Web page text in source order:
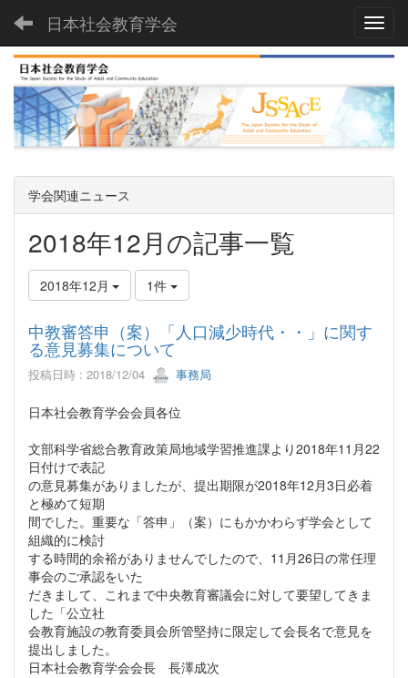
日本社会教育学会
学会関連ニュース
2018年12月の記事一覧
2018年12月 1件
中教審答申（案）「人口減少時代・・」に関す
る意見募集について
投稿日時 : 2018/12/04 事務局
日本社会教育学会会員各位
文部科学省総合教育政策局地域学習推進課より2018年11月22
日付けで表記
の意見募集がありましたが、提出期限が2018年12月3日必着
と極めて短期
間でした。重要な「答申」（案）にもかかわらず学会として
組織的に検討
する時間的余裕がありませんでしたので、11月26日の常任理
事会のご承認をいた
だきまして、これまで中央教育審議会に対して要望してきま
した「公立社
会教育施設の教育委員会所管堅持に限定して会長名で意見を
提出しました。
日本社会教育学会会長 長澤成次